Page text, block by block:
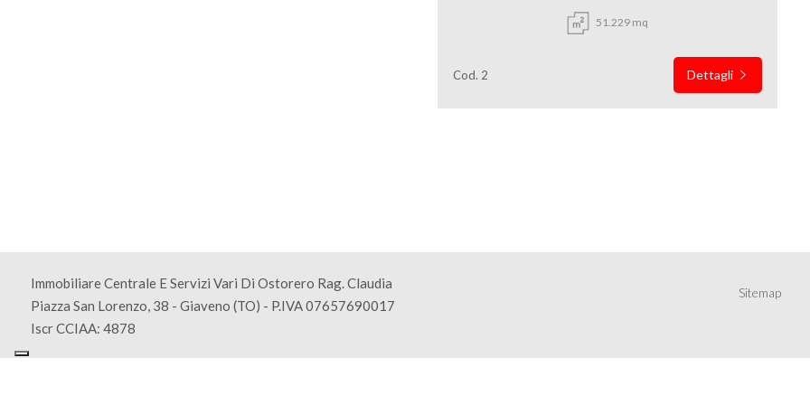
51.229 mq
Cod. 2 Dettagli
Immobiliare Centrale E Servizi Vari Di Ostorero Rag. Claudia
Piazza San Lorenzo, 38 - Giaveno (TO) - P.IVA 07657690017
Iscr CCIAA: 4878
Sitemap